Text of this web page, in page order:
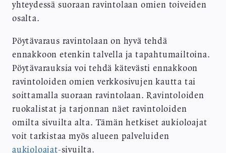
yhteydessä suoraan ravintolaan omien toiveiden
osalta.
Pöytävaraus ravintolaan on hyvä tehdä
ennakkoon etenkin talvella ja tapahtumailtoina.
Pöytävarauksia voi tehdä kätevästi ennakkoon
ravintoloiden omien verkkosivujen kautta tai
soittamalla suoraan ravintolaan. Ravintoloiden
ruokalistat ja tarjonnan näet ravintoloiden
omilta sivuilta alta. Tämän hetkiset aukioloajat
voit tarkistaa myös alueen palveluiden
aukioloajat-sivuilta.